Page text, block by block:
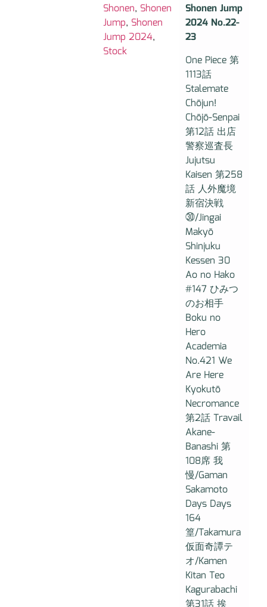
Shonen, Shonen
Jump, Shonen
Jump 2024,
Stock
Shonen Jump
2024 No.22-
23
One Piece 第
1113話
Stalemate
Chōjun!
Chōjō-Senpai
第12話 出店
警察巡査長
Jujutsu
Kaisen 第258
話 人外魔境
新宿決戦
㉚/Jingai
Makyō
Shinjuku
Kessen 30
Ao no Hako
#147 ひみつ
のお相手
Boku no
Hero
Academia
No.421 We
Are Here
Kyokutō
Necromance
第2話 Travail
Akane-
Banashi 第
108席 我
慢/Gaman
Sakamoto
Days Days
164
篁/Takamura
仮面奇譚テ
オ/Kamen
Kitan Teo
Kagurabachi